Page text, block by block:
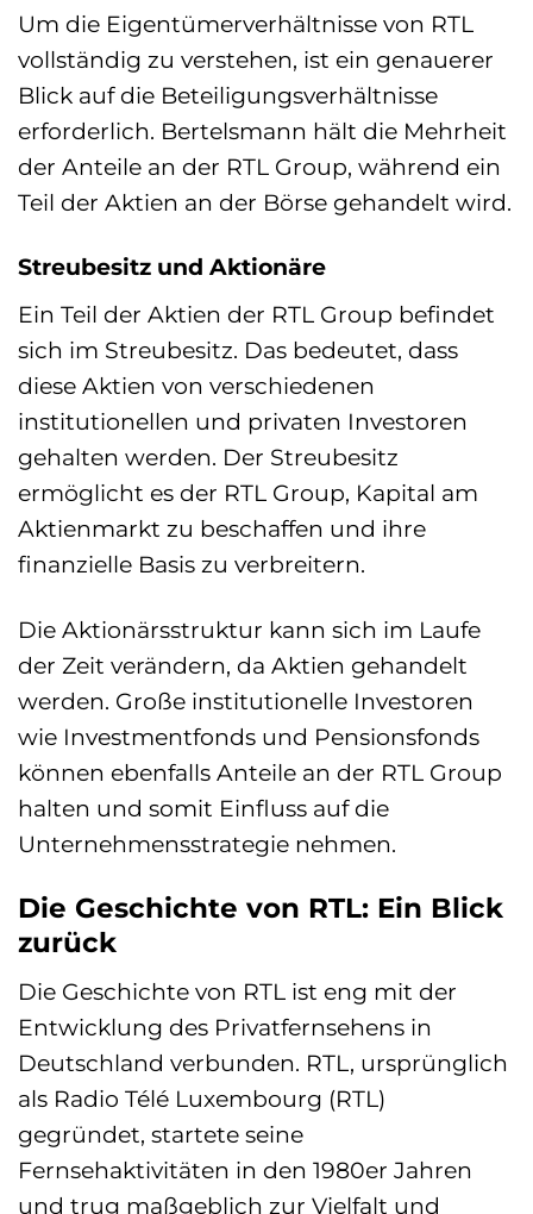
Um die Eigentümerverhältnisse von RTL
vollständig zu verstehen, ist ein genauerer
Blick auf die Beteiligungsverhältnisse
erforderlich. Bertelsmann hält die Mehrheit
der Anteile an der RTL Group, während ein
Teil der Aktien an der Börse gehandelt wird.
Streubesitz und Aktionäre
Ein Teil der Aktien der RTL Group befindet
sich im Streubesitz. Das bedeutet, dass
diese Aktien von verschiedenen
institutionellen und privaten Investoren
gehalten werden. Der Streubesitz
ermöglicht es der RTL Group, Kapital am
Aktienmarkt zu beschaffen und ihre
finanzielle Basis zu verbreitern.
Die Aktionärsstruktur kann sich im Laufe
der Zeit verändern, da Aktien gehandelt
werden. Große institutionelle Investoren
wie Investmentfonds und Pensionsfonds
können ebenfalls Anteile an der RTL Group
halten und somit Einfluss auf die
Unternehmensstrategie nehmen.
Die Geschichte von RTL: Ein Blick
zurück
Die Geschichte von RTL ist eng mit der
Entwicklung des Privatfernsehens in
Deutschland verbunden. RTL, ursprünglich
als Radio Télé Luxembourg (RTL)
gegründet, startete seine
Fernsehaktivitäten in den 1980er Jahren
und trug maßgeblich zur Vielfalt und